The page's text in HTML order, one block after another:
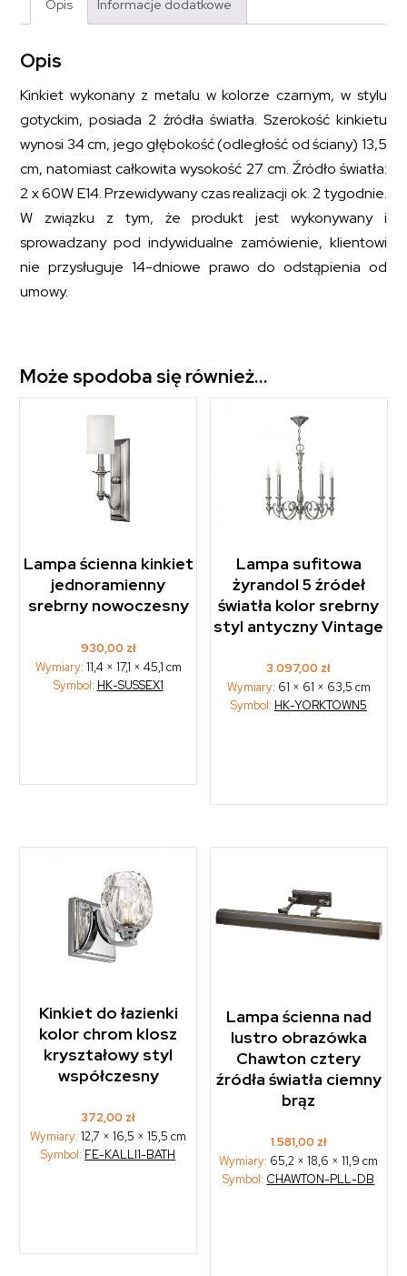
Opis Informacje dodatkowe
Opis
Kinkiet wykonany z metalu w kolorze czarnym, w stylu
gotyckim, posiada 2 źródła światła. Szerokość kinkietu
wynosi 34 cm, jego głębokość (odległość od ściany) 13,5
cm, natomiast całkowita wysokość 27 cm. Źródło światła:
2 x 60W E14. Przewidywany czas realizacji ok. 2 tygodnie.
W związku z tym, że produkt jest wykonywany i
sprowadzany pod indywidualne zamówienie, klientowi
nie przysługuje 14-dniowe prawo do odstąpienia od
umowy.
Może spodoba się również…
Lampa ścienna kinkiet
jednoramienny
srebrny nowoczesny
930,00 zł
Wymiary: 11,4 × 17,1 × 45,1 cm
Symbol: HK-SUSSEX1
Lampa sufitowa
żyrandol 5 źródeł
światła kolor srebrny
styl antyczny Vintage
3.097,00 zł
Wymiary: 61 × 61 × 63,5 cm
Symbol: HK-YORKTOWN5
Kinkiet do łazienki
kolor chrom klosz
kryształowy styl
współczesny
372,00 zł
Wymiary:12,7 × 16,5 × 15,5 cm
Symbol: FE-KALLI1-BATH
Lampa ścienna nad
lustro obrazówka
Chawton cztery
źródła światła ciemny
brąz
1.581,00 zł
Wymiary: 65,2 × 18,6 × 11,9 cm
Symbol: CHAWTON-PLL-DB